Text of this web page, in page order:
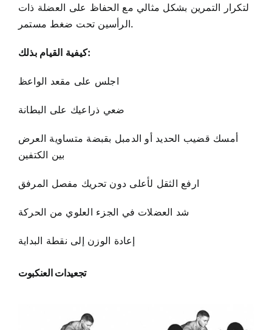
لتكرار التمرين بشكل مثالي مع الحفاظ على العضلة ذات
الرأسين تحت ضغط مستمر.
كيفية القيام بذلك:
اجلس على مقعد الواعظ
ضعي ذراعيك على البطانة
أمسك قضيب الحديد أو الدمبل بقبضة متساوية العرض
بين الكتفين
ارفع الثقل لأعلى دون تحريك مفصل المرفق
شد العضلات في الجزء العلوي من الحركة
إعادة الوزن إلى نقطة البداية
تجعيدات العنكبوت